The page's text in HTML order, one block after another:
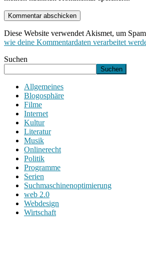
Diese Website verwendet Akismet, um
wie deine Kommentardaten verarbeitet
Suchen
Suchen
Allgemeines
Blogosphäre
Filme
Internet
Kultur
Literatur
Musik
Onlinerecht
Politik
Programme
Serien
Suchmaschinenoptimierung
web 2.0
Webdesign
Wirtschaft